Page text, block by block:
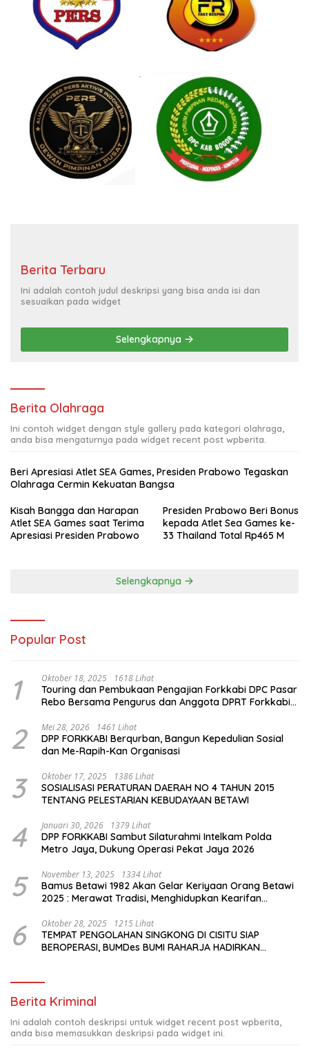
Berita Terbaru
Ini adalah contoh judul deskripsi yang bisa anda isi dan
sesuaikan pada widget
Selengkapnya
Berita Olahraga
Ini contoh widget dengan style gallery pada kategori olahraga,
anda bisa mengaturnya pada widget recent post wpberita.
Beri Apresiasi Atlet SEA Games, Presiden Prabowo Tegaskan
Olahraga Cermin Kekuatan Bangsa
Kisah Bangga dan Harapan
Atlet SEA Games saat Terima
Apresiasi Presiden Prabowo
Presiden Prabowo Beri Bonus
kepada Atlet Sea Games ke-
33 Thailand Total Rp465 M
Selengkapnya
Popular Post
1 Oktober 18, 2025 1618 Lihat
Touring dan Pembukaan Pengajian Forkkabi DPC Pasar
Rebo Bersama Pengurus dan Anggota DPRT Forkkabi
2 Mei 28, 2026 1461 Lihat
DPP FORKKABI Berqurban, Bangun Kepedulian Sosial
dan Me-Rapih-Kan Organisasi
3 Oktober 17, 2025 1386 Lihat
SOSIALISASI PERATURAN DAERAH NO 4 TAHUN 2015
TENTANG PELESTARIAN KEBUDAYAAN BETAWI
4 Januari 30, 2026 1379 Lihat
DPP FORKKABI Sambut Silaturahmi Intelkam Polda
Metro Jaya, Dukung Operasi Pekat Jaya 2026
5 November 13, 2025 1334 Lihat
Bamus Betawi 1982 Akan Gelar Keriyaan Orang Betawi
2025 : Merawat Tradisi, Menghidupkan Kearifan
6 Oktober 28, 2025 1215 Lihat
TEMPAT PENGOLAHAN SINGKONG DI CISITU SIAP
BEROPERASI, BUMDes BUMI RAHARJA HADIRKAN
Berita Kriminal
Ini adalah contoh deskripsi untuk widget recent post wpberita,
anda bisa memasukkan deskripsi pada widget ini.